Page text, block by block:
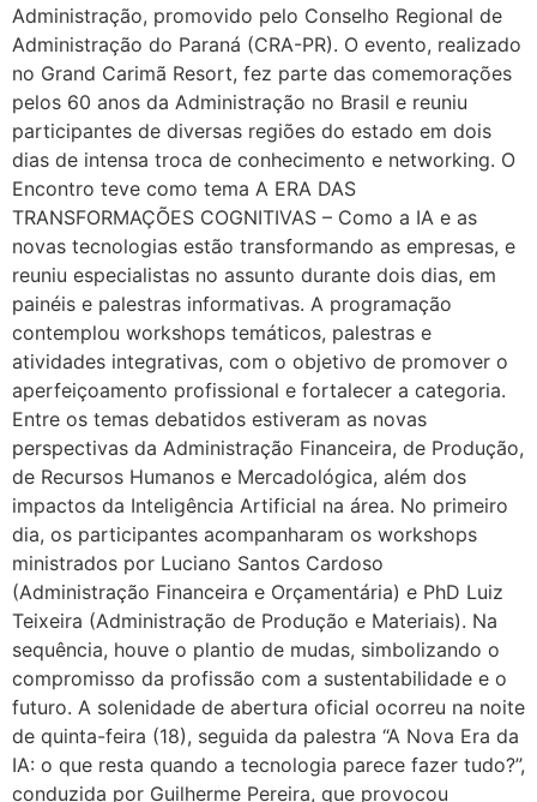
Administração, promovido pelo Conselho Regional de
Administração do Paraná (CRA-PR). O evento, realizado
no Grand Carimã Resort, fez parte das comemorações
pelos 60 anos da Administração no Brasil e reuniu
participantes de diversas regiões do estado em dois
dias de intensa troca de conhecimento e networking. O
Encontro teve como tema A ERA DAS
TRANSFORMAÇÕES COGNITIVAS – Como a IA e as
novas tecnologias estão transformando as empresas, e
reuniu especialistas no assunto durante dois dias, em
painéis e palestras informativas. A programação
contemplou workshops temáticos, palestras e
atividades integrativas, com o objetivo de promover o
aperfeiçoamento profissional e fortalecer a categoria.
Entre os temas debatidos estiveram as novas
perspectivas da Administração Financeira, de Produção,
de Recursos Humanos e Mercadológica, além dos
impactos da Inteligência Artificial na área. No primeiro
dia, os participantes acompanharam os workshops
ministrados por Luciano Santos Cardoso
(Administração Financeira e Orçamentária) e PhD Luiz
Teixeira (Administração de Produção e Materiais). Na
sequência, houve o plantio de mudas, simbolizando o
compromisso da profissão com a sustentabilidade e o
futuro. A solenidade de abertura oficial ocorreu na noite
de quinta-feira (18), seguida da palestra “A Nova Era da
IA: o que resta quando a tecnologia parece fazer tudo?”,
conduzida por Guilherme Pereira, que provocou